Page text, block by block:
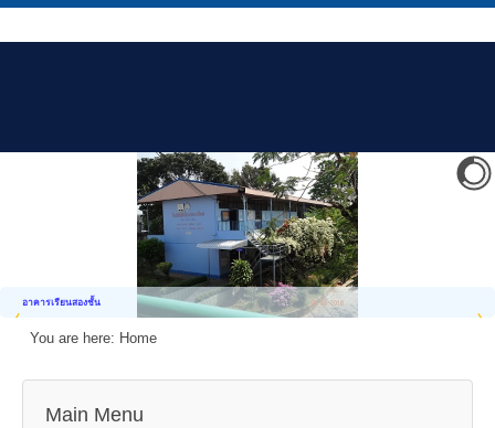
อาคารเรียนสองชั้น
You are here: Home
Main Menu